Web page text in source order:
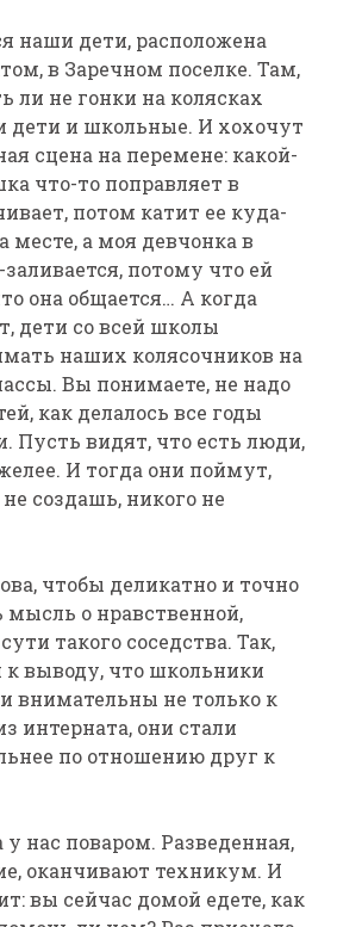
наши дети, расположена
в Заречном поселке. Там,
ли не гонки на колясках
дети и школьные. И хохочут
сцена на перемене: какой-
что-то поправляет в
потом катит ее куда-
месте, а моя девчонка в
потому что ей
она общается… А когда
дети со всей школы
наших колясочников на
Вы понимаете, не надо
как делалось все годы
Пусть видят, что есть люди,
И тогда они поймут,
создашь, никого не
чтобы деликатно и точно
о нравственной,
такого соседства. Так,
выводу, что школьники
внимательны не только к
интерната, они стали
по отношению друг к
у нас поваром. Разведенная,
оканчивают техникум. И
вы сейчас домой едете, как